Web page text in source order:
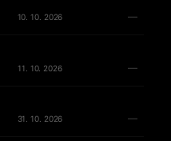
10. 10. 2026 —
11. 10. 2026 —
31. 10. 2026 —